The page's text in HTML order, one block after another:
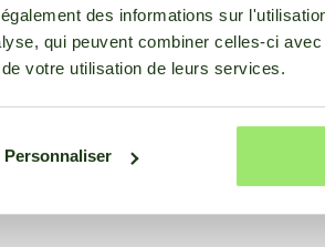
des informations sur
qui peuvent combiner celles-ci
votre utilisation de leurs services.
Personnaliser